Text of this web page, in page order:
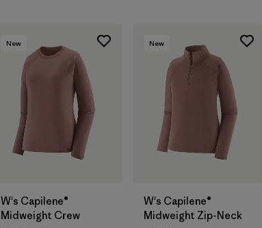
New
W's Capilene®
Midweight Crew
New
W's Capilene®
Midweight Zip-Neck